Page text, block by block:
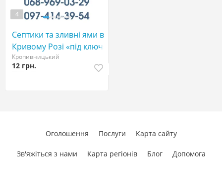
4
Септики та зливні ями в
Кривому Розі «під ключ»
Кропивницький
12 грн.
Оголошення Послуги Карта сайту
Зв'яжіться з нами Карта регіонів Блог Допомога